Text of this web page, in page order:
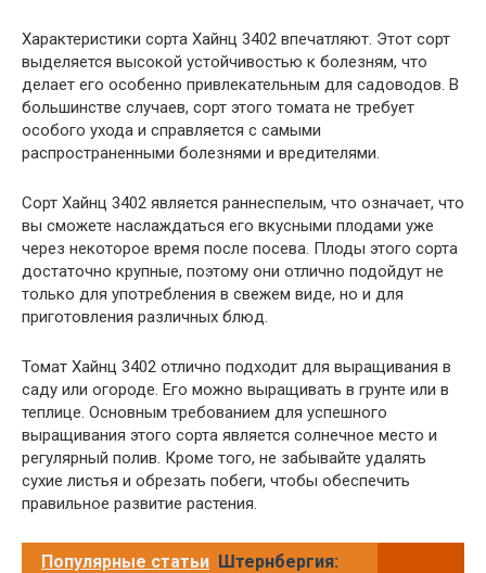
Характеристики сорта Хайнц 3402 впечатляют. Этот сорт
выделяется высокой устойчивостью к болезням, что
делает его особенно привлекательным для садоводов. В
большинстве случаев, сорт этого томата не требует
особого ухода и справляется с самыми
распространенными болезнями и вредителями.
Сорт Хайнц 3402 является раннеспелым, что означает, что
вы сможете наслаждаться его вкусными плодами уже
через некоторое время после посева. Плоды этого сорта
достаточно крупные, поэтому они отлично подойдут не
только для употребления в свежем виде, но и для
приготовления различных блюд.
Томат Хайнц 3402 отлично подходит для выращивания в
саду или огороде. Его можно выращивать в грунте или в
теплице. Основным требованием для успешного
выращивания этого сорта является солнечное место и
регулярный полив. Кроме того, не забывайте удалять
сухие листья и обрезать побеги, чтобы обеспечить
правильное развитие растения.
Популярные статьи Штернбергия: